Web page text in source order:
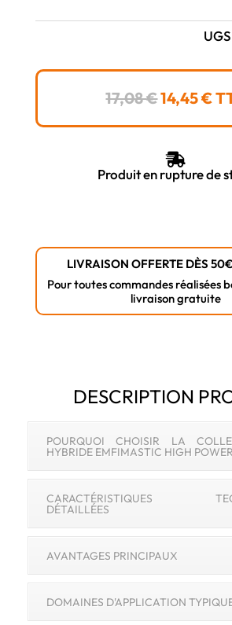
17,08€LE
ÉTAIT :
17,08 €.
14,45€LE

Produit en rupture de
LIVRAISON OFFERTE DÈS
Pour toutes commandes réalisées
livraison gratuite
DESCRIPTION
POURQUOI CHOISIR LA
HYBRIDE EMFIMASTIC HIGH
CARACTÉRISTIQUES
DÉTAILLÉES
AVANTAGES PRINCIPAUX
DOMAINES D'APPLICATION